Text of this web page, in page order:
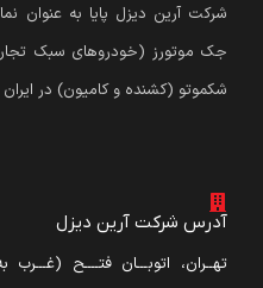
شرکت آرین دیزل پایا به عنوان
جک موتورز (خودروهای سبک
شکموتو (کشنده و کامیون) در
آدرس شرکت آرین دیزل
تهــران، اتوبـــان فتــــح